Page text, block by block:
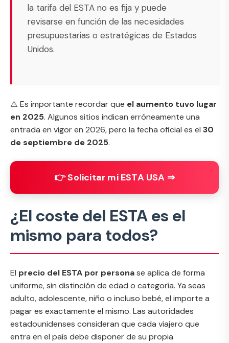
la tarifa del ESTA no es fija y puede
revisarse en función de las necesidades
presupuestarias o estratégicas de Estados
Unidos.
⚠️ Es importante recordar que el aumento tuvo lugar
en 2025. Algunos sitios indican erróneamente una
entrada en vigor en 2026, pero la fecha oficial es el 30
de septiembre de 2025.
👉 Solicitar mi ESTA USA ⇒
¿El coste del ESTA es el
mismo para todos?
El precio del ESTA por personase aplica de forma
uniforme, sin distinción de edad o categoría. Ya seas
adulto, adolescente, niño o incluso bebé, el importe a
pagar es exactamente el mismo. Las autoridades
estadounidenses consideran que cada viajero que
entra en el país debe disponer de su propia